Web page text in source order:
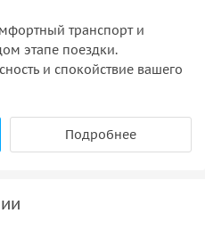
транспорт и
этапе поездки.
и спокойствие вашего
Подробнее